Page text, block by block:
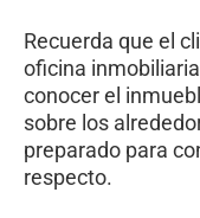
Recuerda que el
oficina
conocer el
sobre los
preparado para
respecto.